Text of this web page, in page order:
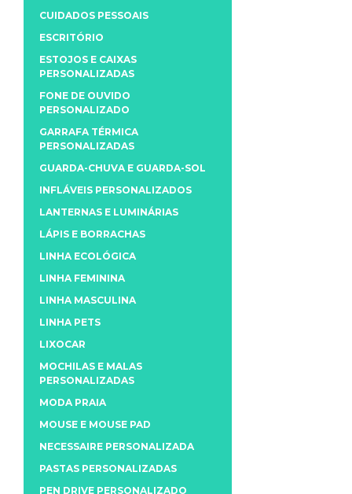
CUIDADOS PESSOAIS
ESCRITÓRIO
ESTOJOS E CAIXAS
PERSONALIZADAS
FONE DE OUVIDO
PERSONALIZADO
GARRAFA TÉRMICA
PERSONALIZADAS
GUARDA-CHUVA E GUARDA-SOL
INFLÁVEIS PERSONALIZADOS
LANTERNAS E LUMINÁRIAS
LÁPIS E BORRACHAS
LINHA ECOLÓGICA
LINHA FEMININA
LINHA MASCULINA
LINHA PETS
LIXOCAR
MOCHILAS E MALAS
PERSONALIZADAS
MODA PRAIA
MOUSE E MOUSE PAD
NECESSAIRE PERSONALIZADA
PASTAS PERSONALIZADAS
PEN DRIVE PERSONALIZADO